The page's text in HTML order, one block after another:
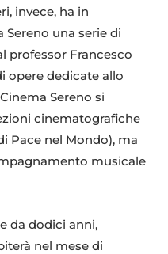
invece, ha in
una serie di
professor Francesco
opere dedicate allo
Sereno si
cinematografiche
Pace nel Mondo), ma
musicale
da dodici anni,
nel mese di